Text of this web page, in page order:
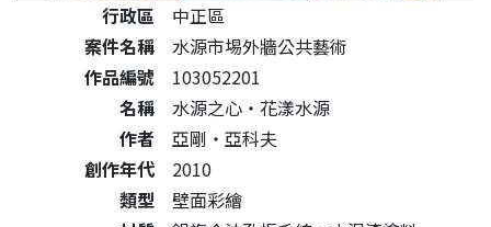
公共藝術作品詳細資料
行政區
中正區
案件名稱
水源市埸外牆公共藝術
作品編號
103052201
名稱
水源之心‧花漾水源
作者
亞剛‧亞科夫
創作年代
2010
類型
壁面彩繪